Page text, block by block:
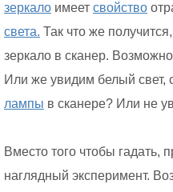
зеркало имеет свойство
света. Так что же
зеркало в сканер.
Или же увидим белый свет,
лампы в сканере? Или не
Вместо того чтобы гадать,
наглядный эксперимент.